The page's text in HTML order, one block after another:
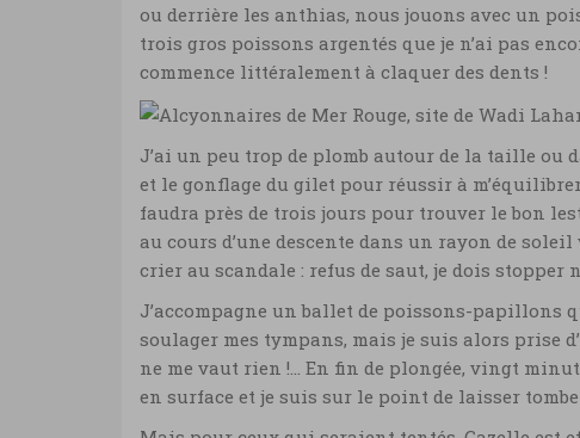
ou derrière les anthias, nous jouons avec un
trois gros poissons argentés que je n’ai pas
commence littéralement à claquer des dents !
J’ai un peu trop de plomb autour de la taille ou
et le gonflage du gilet pour réussir à
faudra près de trois jours pour trouver le bon
au cours d’une descente dans un rayon de
crier au scandale : refus de saut, je dois stopper
J’accompagne un ballet de poissons-papillons
soulager mes tympans, mais je suis alors prise
ne me vaut rien !… En fin de plongée, vingt
en surface et je suis sur le point de laisser